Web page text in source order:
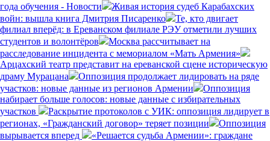
года обучения - Новости
Живая история судеб Карабахских
войн: вышла книга Дмитрия Писаренко
Те, кто двигает
филиал вперёд: в Ереванском филиале РЭУ отметили лучших
студентов и волонтёров
Москва рассчитывает на
расследование инцидента с мемориалом «Мать Армения»
Арцахский театр представит на ереванской сцене историческую
драму Мурацана
Оппозиция продолжает лидировать на ряде
участков: новые данные из регионов Армении
Оппозиция
набирает больше голосов: новые данные с избирательных
участков
Раскрытие протоколов с УИК: оппозиция лидирует в
регионах, «Гражданский договор» теряет позиции
Оппозиция
вырывается вперед
«Решается судьба Армении»: граждане